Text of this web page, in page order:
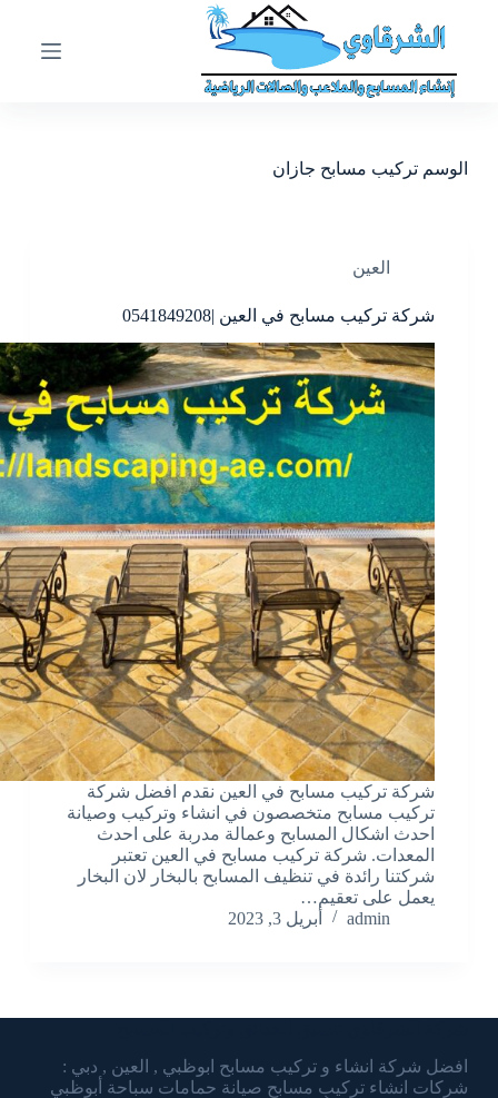
و
ى
الوسم تركيب مسابح جازان
العين
شركة تركيب مسابح في العين |0541849208
شركة تركيب مسابح في العين نقدم افضل شركة
تركيب مسابح متخصصون في انشاء وتركيب وصيانة
احدث اشكال المسابح وعمالة مدربة على احدث
المعدات. شركة تركيب مسابح في العين تعتبر
شركتنا رائدة في تنظيف المسابح بالبخار لان البخار
يعمل على تعقيم…
admin
أبريل 3, 2023
افضل شركة انشاء و تركيب مسابح ابوظبي , العين , دبي :
شركات انشاء تركيب مسابح صيانة حمامات سباحة أبوظبي